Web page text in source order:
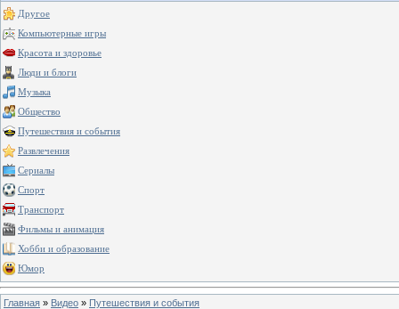
Другое
Компьютерные игры
Красота и здоровье
Люди и блоги
Музыка
Общество
Путешествия и события
Развлечения
Сериалы
Спорт
Транспорт
Фильмы и анимация
Хобби и образование
Юмор
Главная » Видео » Путешествия и события